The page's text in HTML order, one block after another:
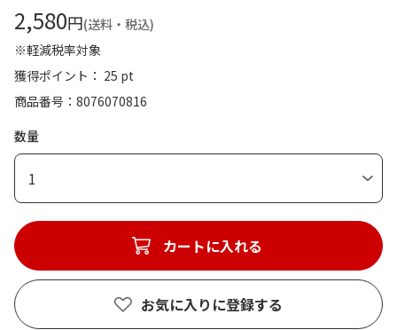
2,580円(送料・税込)
※軽減税率対象
獲得ポイント： 25 pt
商品番号
8076070816
数量
1
カートに入れる
お気に入りに登録する